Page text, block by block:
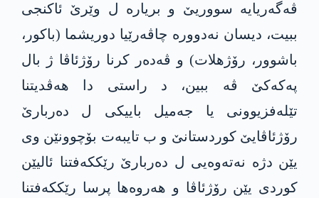
ڤه‌گه‌ریایه‌‌ سووریێ و بریاره‌ ل وێرێ ئاكنجی
ببیت، دیسان نه‌دووره‌ چاڤه‌رێیا دوریشما (باكور،
باشوور، رۆژهلات) و ڤه‌ده‌ر كرنا رۆژئاڤا ژ بال
په‌كه‌كێ ڤه‌ ببین، د راستی دا هه‌ڤدیتنا‌
تێله‌فزیوونی یا جه‌میل باییكی ل ده‌ربارێ
رۆژئاڤایێ كوردستانێ و ب تا‌یبه‌ت بۆچوونێن وی
یێن دژه‌ نه‌ته‌وه‌یی ل ده‌ربارێ رێككه‌فتنا ئالیێن
كوردی یێن رۆژئاڤا و هه‌روه‌ها پرسا رێككه‌فتنا